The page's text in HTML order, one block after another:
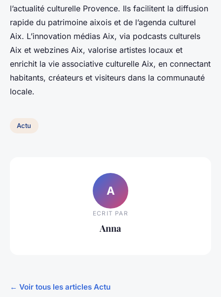
l’actualité culturelle Provence. Ils facilitent la diffusion
rapide du patrimoine aixois et de l’agenda culturel
Aix. L’innovation médias Aix, via podcasts culturels
Aix et webzines Aix, valorise artistes locaux et
enrichit la vie associative culturelle Aix, en connectant
habitants, créateurs et visiteurs dans la communauté
locale.
Actu
A
ECRIT PAR
Anna
← Voir tous les articles Actu